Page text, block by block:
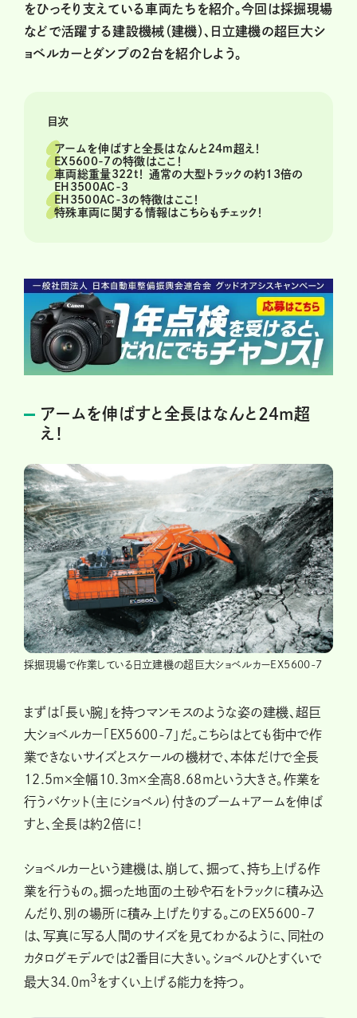
をひっそり支えている車両たちを紹介。今回は採掘現場
などで活躍する建設機械（建機）、日立建機の超巨大シ
ョベルカーとダンプの2台を紹介しよう。
目次
アームを伸ばすと全長はなんと24m超え！
EX5600-7の特徴はここ！
車両総重量322t！ 通常の大型トラックの約13倍の
EH3500AC-3
EH3500AC-3の特徴はここ！
特殊車両に関する情報はこちらもチェック！
アームを伸ばすと全長はなんと24m超
え！
採掘現場で作業している日立建機の超巨大ショベルカーEX5600-7
まずは「長い腕」を持つマンモスのような姿の建機、超巨
大ショベルカー「EX5600-7」だ。こちらはとても街中で作
業できないサイズとスケールの機材で、本体だけで全長
12.5m×全幅10.3m×全高8.68mという大きさ。作業を
行うバケット（主にショベル）付きのブーム+アームを伸ば
すと、全長は約2倍に！
ショベルカーという建機は、崩して、掘って、持ち上げる作
業を行うもの。掘った地面の土砂や石をトラックに積み込
んだり、別の場所に積み上げたりする。このEX5600-7
は、写真に写る人間のサイズを見てわかるように、同社の
カタログモデルでは2番目に大きい。ショベルひとすくいで
最大34.0m3をすくい上げる能力を持つ。